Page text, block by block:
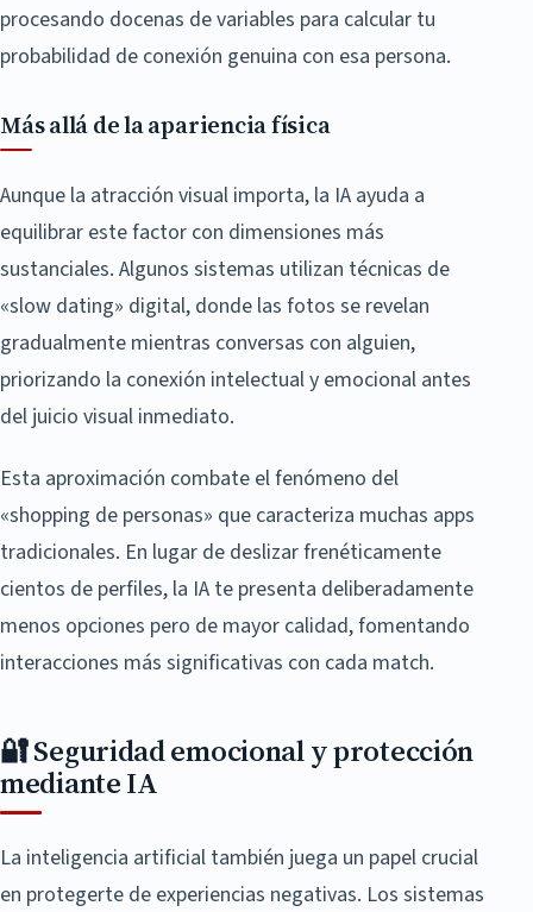
procesando docenas de variables para calcular tu
probabilidad de conexión genuina con esa persona.
Más allá de la apariencia física
Aunque la atracción visual importa, la IA ayuda a
equilibrar este factor con dimensiones más
sustanciales. Algunos sistemas utilizan técnicas de
«slow dating» digital, donde las fotos se revelan
gradualmente mientras conversas con alguien,
priorizando la conexión intelectual y emocional antes
del juicio visual inmediato.
Esta aproximación combate el fenómeno del
«shopping de personas» que caracteriza muchas apps
tradicionales. En lugar de deslizar frenéticamente
cientos de perfiles, la IA te presenta deliberadamente
menos opciones pero de mayor calidad, fomentando
interacciones más significativas con cada match.
🔐 Seguridad emocional y protección
mediante IA
La inteligencia artificial también juega un papel crucial
en protegerte de experiencias negativas. Los sistemas